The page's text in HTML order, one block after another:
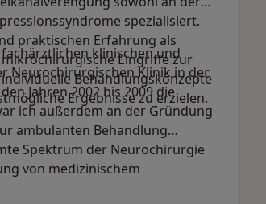
spezialisiert.
praktischen Erfahrung als
Eingriffe zur
Behandlungskonzepte
Ergebnisse zu erzielen.
klinischen und
Neurochirurgischen Klinik in der
Jahren 2002 bis 2009 die
ich außerdem an der Gründung
ambulanten Behandlung
Spektrum der Neurochirurgie
von medizinischem